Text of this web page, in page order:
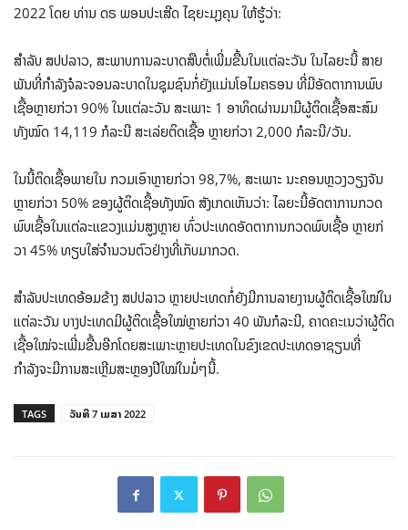
2022 ໂດຍ ທ່ານ ດຣ ພອນປະເສີດ ໄຊຍະມຸງຄຸນ ໃຫ້ຮູ້ວ່າ:
ສຳລັບ ສປປລາວ, ສະພາບການລະບາດສືບຕໍ່ເພີ່ມຂື້ນໃນແຕ່ລະວັນ ໃນໄລຍະນີ້ ສາຍ
ພັນທີ່ກຳລັງຈໍລະຈອນລະບາດໃນຊຸມຊົນກໍ່ຍັງແມ່ນໂອໄມຄຣອນ ທີ່ມີອັດຕາການພົບ
ເຊື້ອຫຼາຍກ່ວາ 90% ໃນແຕ່ລະວັນ ສະເພາະ 1 ອາທິດຜ່ານມາມີຜູ້ຕິດເຊື້ອສະສົມ
ທັງໝົດ 14,119 ກໍລະນີ ສະເລ່ຍຕິດເຊື້ອ ຫຼາຍກ່ວາ 2,000 ກໍລະນີ/ວັນ.
ໃນນີ້ຕິດເຊື້ອພາຍໃນ ກວມເອົາຫຼາຍກ່ວາ 98,7%, ສະເພາະ ນະຄອນຫຼວງວຽງຈັນ
ຫຼາຍກ່ວາ 50% ຂອງຜູ້ຕິດເຊື້ອທັງໝົດ ສັງເກດເຫັນວ່າ: ໄລຍະນີ້ອັດຕາການກວດ
ພົບເຊື້ອໃນແຕ່ລະແຂວງແມ່ນສູງຫຼາຍ ທົ່ວປະເທດອັດຕາການກວດພົບເຊື້ອ ຫຼາຍກ່
ວາ 45% ທຽບໃສ່ຈຳນວນຕົວຢ່າງທີ່ເກັບມາກວດ.
ສຳລັບປະເທດອ້ອມຂ້າງ ສປປລາວ ຫຼາຍປະເທດກໍ່ຍັງມີການລາຍງານຜູ້ຕິດເຊື້ອໃໝ່ໃນ
ແຕ່ລະວັນ ບາງປະເທດມີຜູ້ຕິດເຊື້ອໃໝ່ຫຼາຍກ່ວາ 40 ພັນກໍລະນີ, ຄາດຄະເນວ່າຜູ້ຕິດ
ເຊື້ອໃໝ່ຈະເພີ່ມຂື້ນອີກໂດຍສະເພາະຫຼາຍປະເທດໃນຂົງເຂດປະເທດອາຊຽນທີ່
ກຳລັງຈະມີການສະເຫຼີມສະຫຼອງປີໃໝ່ໃນມໍ່ໆນີ້.
TAGS ວັນທີ 7 ເມສາ 2022